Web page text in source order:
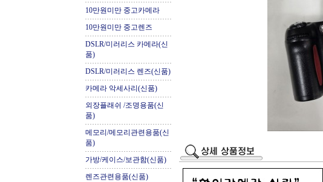
10만원미만 중고카메라
10만원미만 중고렌즈
DSLR/미러리스 카메라(신
품)
DSLR/미러리스 렌즈(신품)
카메라 악세사리(신품)
외장플래쉬 /조명용품(신
품)
메모리/메모리관련용품(신
품)
가방/케이스/보관함(신품)
렌즈관련용품(신품)